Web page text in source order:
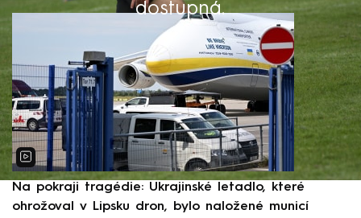
dostupná.
Na pokraji tragédie: Ukrajinské letadlo, které
ohrožoval v Lipsku dron, bylo naložené municí